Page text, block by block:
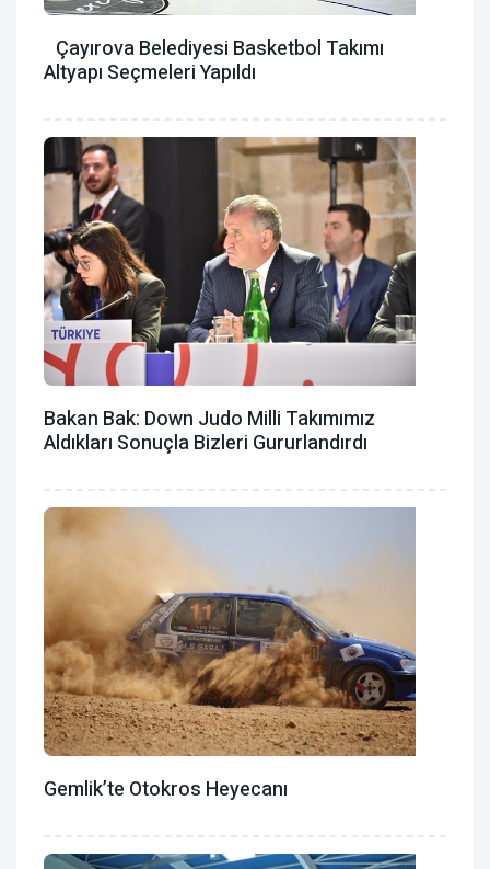
Çayırova Belediyesi Basketbol Takımı
Altyapı Seçmeleri Yapıldı
Bakan Bak: Down Judo Milli Takımımız
Aldıkları Sonuçla Bizleri Gururlandırdı
Gemlik’te Otokros Heyecanı